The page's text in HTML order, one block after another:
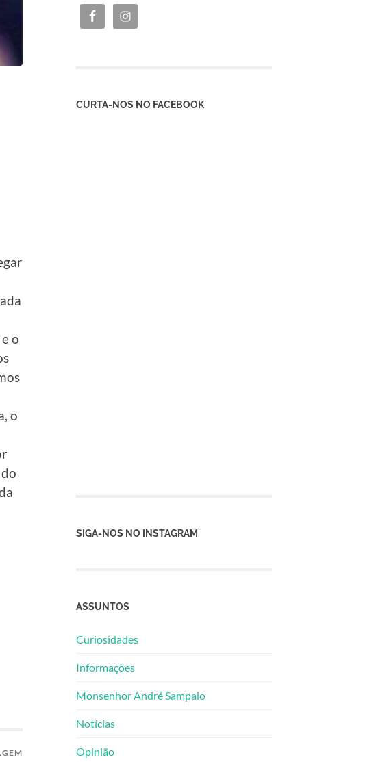
o
o
CURTA-NOS NO FACEBOOK
SIGA-NOS NO INSTAGRAM
ASSUNTOS
Curiosidades
Informações
Monsenhor André Sampaio
Notícias
Opinião